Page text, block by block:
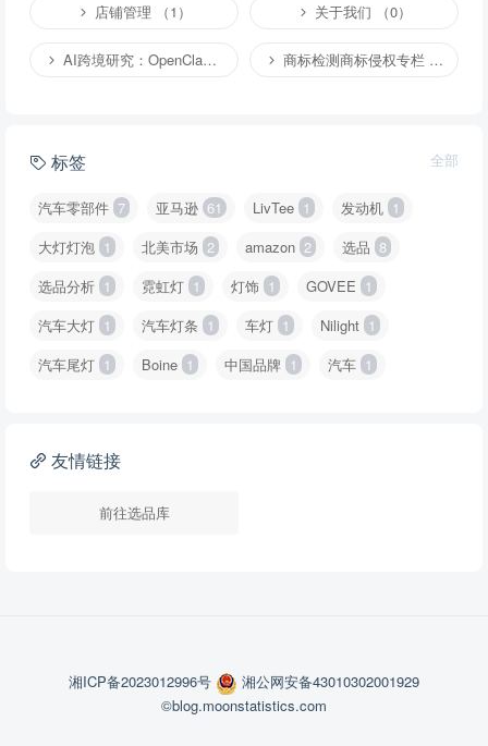
店铺管理 （1） 关于我们 （0）
AI跨境研究：OpenClaw小龙虾等应用 （2） 商标检测商标侵权专栏 （1）
标签 全部
汽车零部件 7 亚马逊 61 LivTee 1 发动机 1
大灯灯泡 1 北美市场 2 amazon 2 选品 8
选品分析 1 霓虹灯 1 灯饰 1 GOVEE 1
汽车大灯 1 汽车灯条 1 车灯 1 Nilight 1
汽车尾灯 1 Boine 1 中国品牌 1 汽车 1
友情链接
前往选品库
湘ICP备2023012996号
湘公网安备43010302001929
©blog.moonstatistics.com